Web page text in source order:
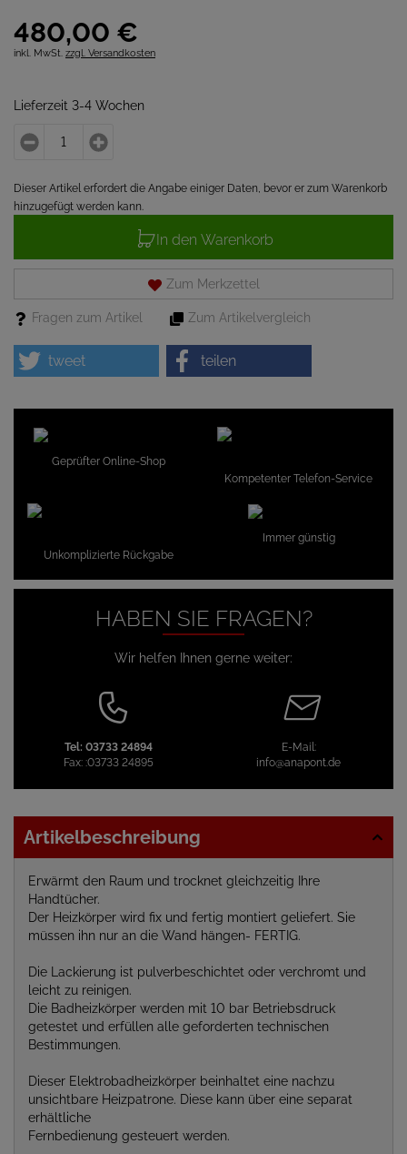
480,00 €
inkl. MwSt. zzgl. Versandkosten
Lieferzeit 3-4 Wochen
Dieser Artikel erfordert die Angabe einiger Daten, bevor er zum Warenkorb
hinzugefügt werden kann.
In den Warenkorb
Zum Merkzettel
Fragen zum Artikel Zum Artikelvergleich
tweet teilen
Geprüfter Online-Shop
Kompetenter Telefon-Service
Unkomplizierte Rückgabe
Immer günstig
HABEN SIE FRAGEN?
Wir helfen Ihnen gerne weiter:
Tel: 03733 24894
Fax: :03733 24895
E-Mail:
info@anapont.de
Artikelbeschreibung
Erwärmt den Raum und trocknet gleichzeitig Ihre
Handtücher.
Der Heizkörper wird fix und fertig montiert geliefert. Sie
müssen ihn nur an die Wand hängen- FERTIG.
Die Lackierung ist pulverbeschichtet oder verchromt und
leicht zu reinigen.
Die Badheizkörper werden mit 10 bar Betriebsdruck
getestet und erfüllen alle geforderten technischen
Bestimmungen.
Dieser Elektrobadheizkörper beinhaltet eine nachzu
unsichtbare Heizpatrone. Diese kann über eine separat
erhältliche
Fernbedienung gesteuert werden.